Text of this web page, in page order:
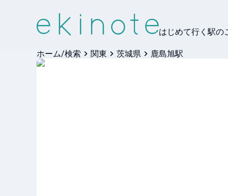
はじめて行く駅の
ホーム/検索 関東 茨城県 鹿島旭駅